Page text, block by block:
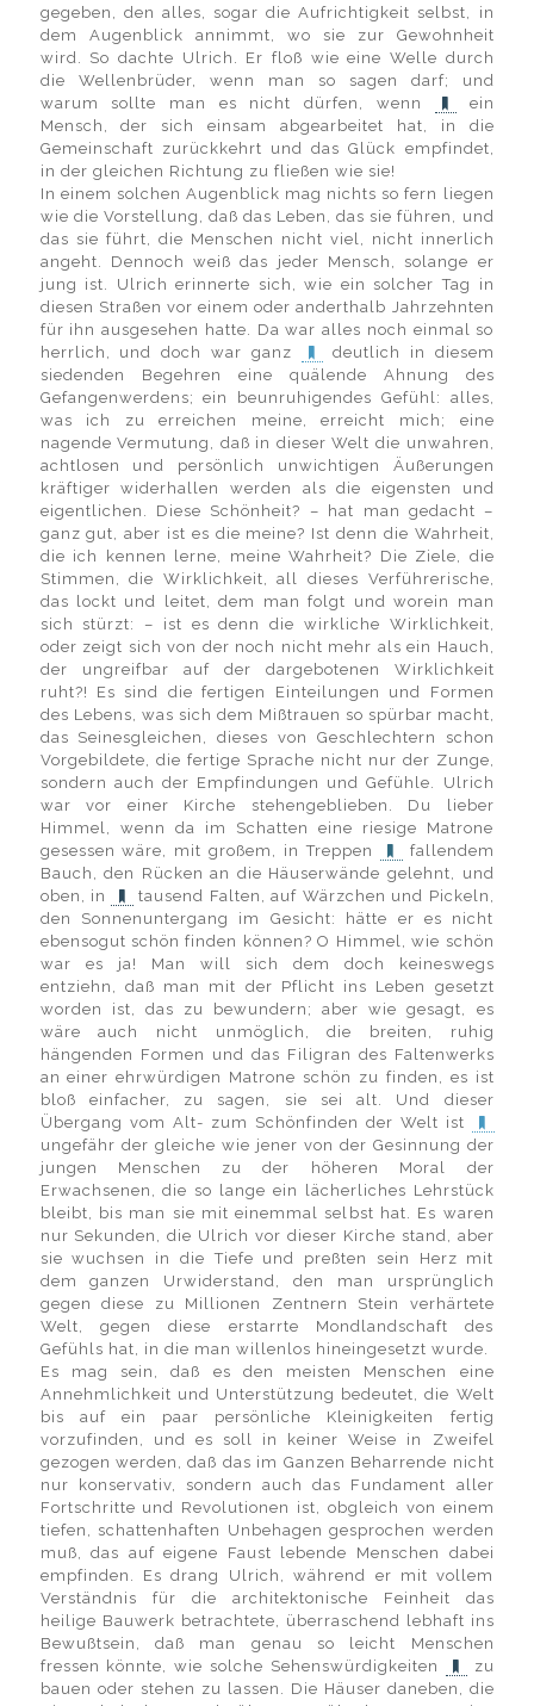
gegeben, den alles, sogar die Aufrichtigkeit selbst, in
dem Augenblick annimmt, wo sie zur Gewohnheit
wird. So dachte Ulrich. Er floß wie eine Welle durch
die Wellenbrüder, wenn man so sagen darf; und
warum sollte man es nicht dürfen, wenn
ein
Mensch, der sich einsam abgearbeitet hat, in die
Gemeinschaft zurückkehrt und das Glück empfindet,
in der gleichen Richtung zu fließen wie sie!
In einem solchen Augenblick mag nichts so fern liegen
wie die Vorstellung, daß das Leben, das sie führen, und
das sie führt, die Menschen nicht viel, nicht innerlich
angeht. Dennoch weiß das jeder Mensch, solange er
jung ist. Ulrich erinnerte sich, wie ein solcher Tag in
diesen Straßen vor einem oder anderthalb Jahrzehnten
für ihn ausgesehen hatte. Da war alles noch einmal so
herrlich, und doch war ganz
deutlich in diesem
siedenden Begehren eine quälende Ahnung des
Gefangenwerdens; ein beunruhigendes Gefühl: alles,
was ich zu erreichen meine, erreicht mich; eine
nagende Vermutung, daß in dieser Welt die unwahren,
achtlosen und persönlich unwichtigen Äußerungen
kräftiger widerhallen werden als die eigensten und
eigentlichen. Diese Schönheit? – hat man gedacht –
ganz gut, aber ist es die meine? Ist denn die Wahrheit,
die ich kennen lerne, meine Wahrheit? Die Ziele, die
Stimmen, die Wirklichkeit, all dieses Verführerische,
das lockt und leitet, dem man folgt und worein man
sich stürzt: – ist es denn die wirkliche Wirklichkeit,
oder zeigt sich von der noch nicht mehr als ein Hauch,
der ungreifbar auf der dargebotenen Wirklichkeit
ruht?! Es sind die fertigen Einteilungen und Formen
des Lebens, was sich dem Mißtrauen so spürbar macht,
das Seinesgleichen, dieses von Geschlechtern schon
Vorgebildete, die fertige Sprache nicht nur der Zunge,
sondern auch der Empfindungen und Gefühle. Ulrich
war vor einer Kirche stehengeblieben. Du lieber
Himmel, wenn da im Schatten eine riesige Matrone
gesessen wäre, mit großem, in Treppen
fallendem
Bauch, den Rücken an die Häuserwände gelehnt, und
oben, in
tausend Falten, auf Wärzchen und Pickeln,
den Sonnenuntergang im Gesicht: hätte er es nicht
ebensogut schön finden können? O Himmel, wie schön
war es ja! Man will sich dem doch keineswegs
entziehn, daß man mit der Pflicht ins Leben gesetzt
worden ist, das zu bewundern; aber wie gesagt, es
wäre auch nicht unmöglich, die breiten, ruhig
hängenden Formen und das Filigran des Faltenwerks
an einer ehrwürdigen Matrone schön zu finden, es ist
bloß einfacher, zu sagen, sie sei alt. Und dieser
Übergang vom Alt- zum Schönfinden der Welt ist
ungefähr der gleiche wie jener von der Gesinnung der
jungen Menschen zu der höheren Moral der
Erwachsenen, die so lange ein lächerliches Lehrstück
bleibt, bis man sie mit einemmal selbst hat. Es waren
nur Sekunden, die Ulrich vor dieser Kirche stand, aber
sie wuchsen in die Tiefe und preßten sein Herz mit
dem ganzen Urwiderstand, den man ursprünglich
gegen diese zu Millionen Zentnern Stein verhärtete
Welt, gegen diese erstarrte Mondlandschaft des
Gefühls hat, in die man willenlos hineingesetzt wurde.
Es mag sein, daß es den meisten Menschen eine
Annehmlichkeit und Unterstützung bedeutet, die Welt
bis auf ein paar persönliche Kleinigkeiten fertig
vorzufinden, und es soll in keiner Weise in Zweifel
gezogen werden, daß das im Ganzen Beharrende nicht
nur konservativ, sondern auch das Fundament aller
Fortschritte und Revolutionen ist, obgleich von einem
tiefen, schattenhaften Unbehagen gesprochen werden
muß, das auf eigene Faust lebende Menschen dabei
empfinden. Es drang Ulrich, während er mit vollem
Verständnis für die architektonische Feinheit das
heilige Bauwerk betrachtete, überraschend lebhaft ins
Bewußtsein, daß man genau so leicht Menschen
fressen könnte, wie solche Sehenswürdigkeiten
zu
bauen oder stehen zu lassen. Die Häuser daneben, die